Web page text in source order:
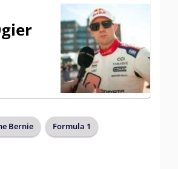
Bernie Formula 1